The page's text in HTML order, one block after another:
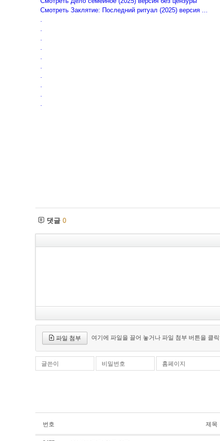
Смотреть Заклятие: Последний ритуал (2025) версия ...
.
.
.
.
.
.
.
.
.
.
댓글 0
파일 첨부 여기에 파일을 끌어 놓거나 파일 첨부 버튼을 클
글쓴이 비밀번호 홈페이지
번호 제목